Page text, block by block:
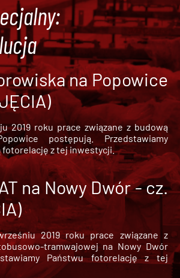
na Popowice
2019 roku prace związane z budową
postępują. Przedstawiamy
fotorelację z tej inwestycji.
na Nowy Dwór - cz.
2019 roku prace związane z
tramwajowej na Nowy Dwór
Państwu fotorelację z tej